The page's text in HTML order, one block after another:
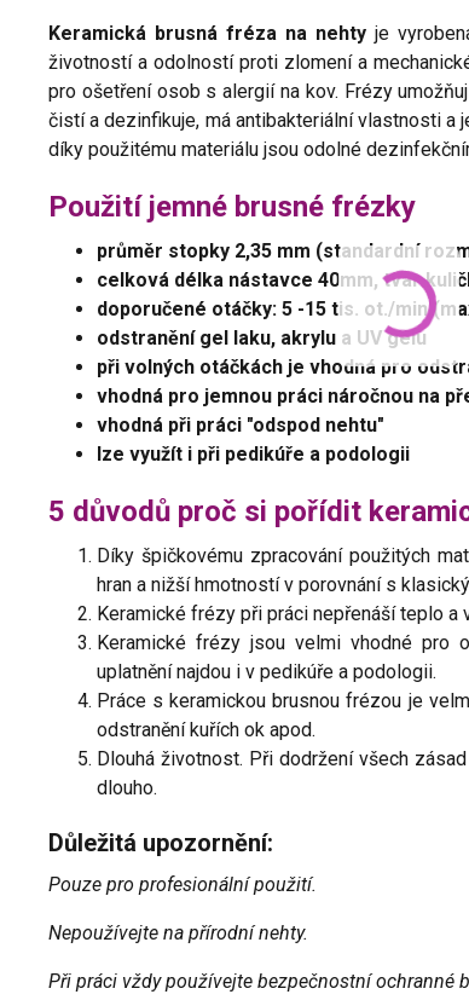
Keramická brusná fréza na nehtyje
životností a odolností proti zlomení a
pro ošetření osob s alergií na kov. Frézy
čistí a dezinfikuje, má antibakteriální vlastnosti
díky použitému materiálu jsou odolné
Použití jemné brusné frézky
průměr stopky 2,35 mm (standardní
celková délka nástavce 40mm, tvar
doporučené otáčky: 5 -15 tis. ot./min
odstranění gel laku, akrylu a UV gelu
při volných otáčkách je vhodná pro
vhodná pro jemnou práci náročnou na
vhodná při práci "odspod nehtu"
lze využít i při pedikúře a podologii
5 důvodů proč si pořídit
Díky špičkovému zpracování použitých
hran a nižší hmotností v porovnání s
Keramické frézy při práci nepřenáší teplo
Keramické frézy jsou velmi vhodné pro
uplatnění najdou i v pedikúře a podologii.
Práce s keramickou brusnou frézou je
odstranění kuřích ok apod.
Dlouhá životnost. Při dodržení všech
dlouho.
Důležitá upozornění:
Pouze pro profesionální použití.
Nepoužívejte na přírodní nehty.
Při práci vždy používejte bezpečnostní ochranné